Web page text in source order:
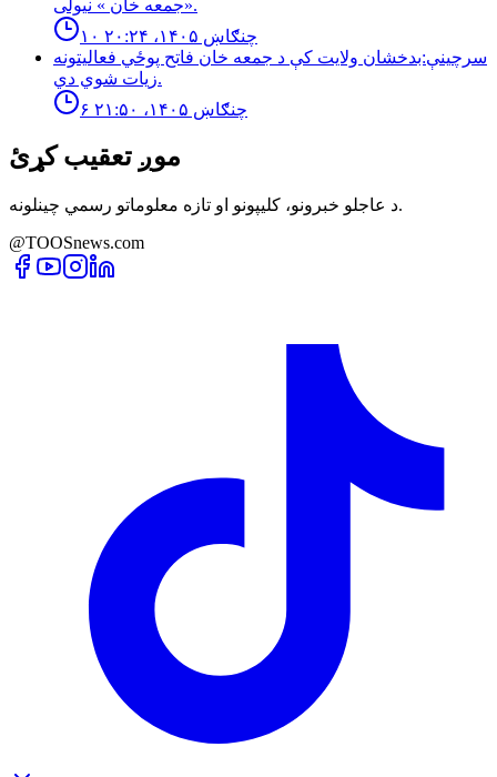
«جمعه خان » نيولى.
۱۰ چنګاښ ۱۴۰۵، ۲۰:۲۴
سرچینې:بدخشان ولایت کې د جمعه خان فاتح پوځي فعالیتونه
زیات شوي دي.
۶ چنګاښ ۱۴۰۵، ۲۱:۵۰
موږ تعقیب کړئ
د عاجلو خبرونو، کلیپونو او تازه معلوماتو رسمي چینلونه.
@TOOSnews.com